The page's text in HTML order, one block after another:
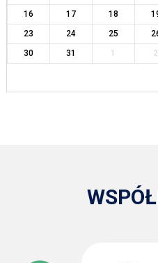
16
17 18
23
24 25
30
31 1 2